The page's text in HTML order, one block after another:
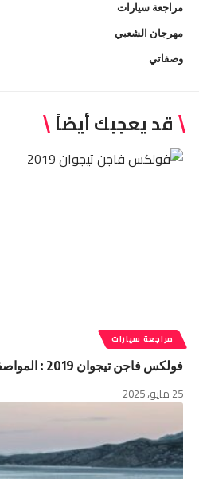
مراجعة سيارات
مهرجان الشعبي
وصفاتي
قد يعجبك أيضاً
مراجعة سيارات
فولكس فاجن تيجوان 2019 : المواصفات والسعر والأداء
25 مايو، 2025